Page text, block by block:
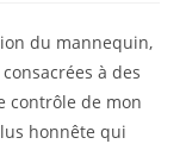
du mannequin,
à des
contrôle de mon
honnête qui